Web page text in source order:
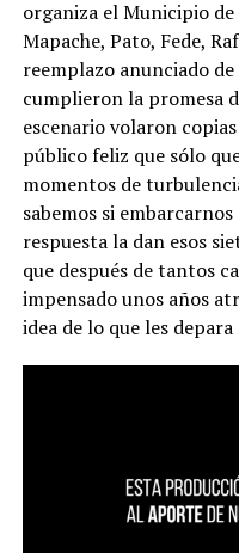
organiza el Municipio
Mapache, Pato, Fede,
reemplazo anunciado
cumplieron la promesa
escenario volaron
público feliz que sólo
momentos de
sabemos si
respuesta la dan esos
que después de tantos
impensado unos años
idea de lo que les